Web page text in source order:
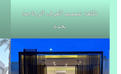
تكلفة تصميم الغرف الزجاجية
بجدة